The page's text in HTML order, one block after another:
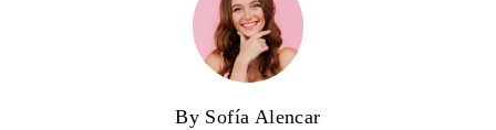
By Sofía Alencar